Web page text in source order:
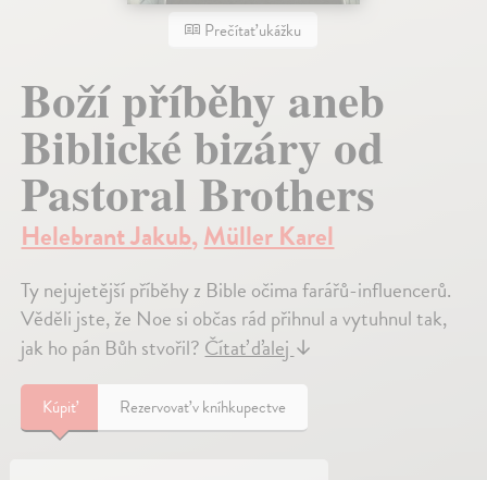
Prečítať ukážku
Boží příběhy aneb
Biblické bizáry od
Pastoral Brothers
Helebrant Jakub,Müller Karel
Ty nejujetější příběhy z Bible očima farářů-influencerů.
Věděli jste, že Noe si občas rád přihnul a vytuhnul tak,
jak ho pán Bůh stvořil?Čítať ďalej↓
Kúpiť Rezervovať v kníhkupectve